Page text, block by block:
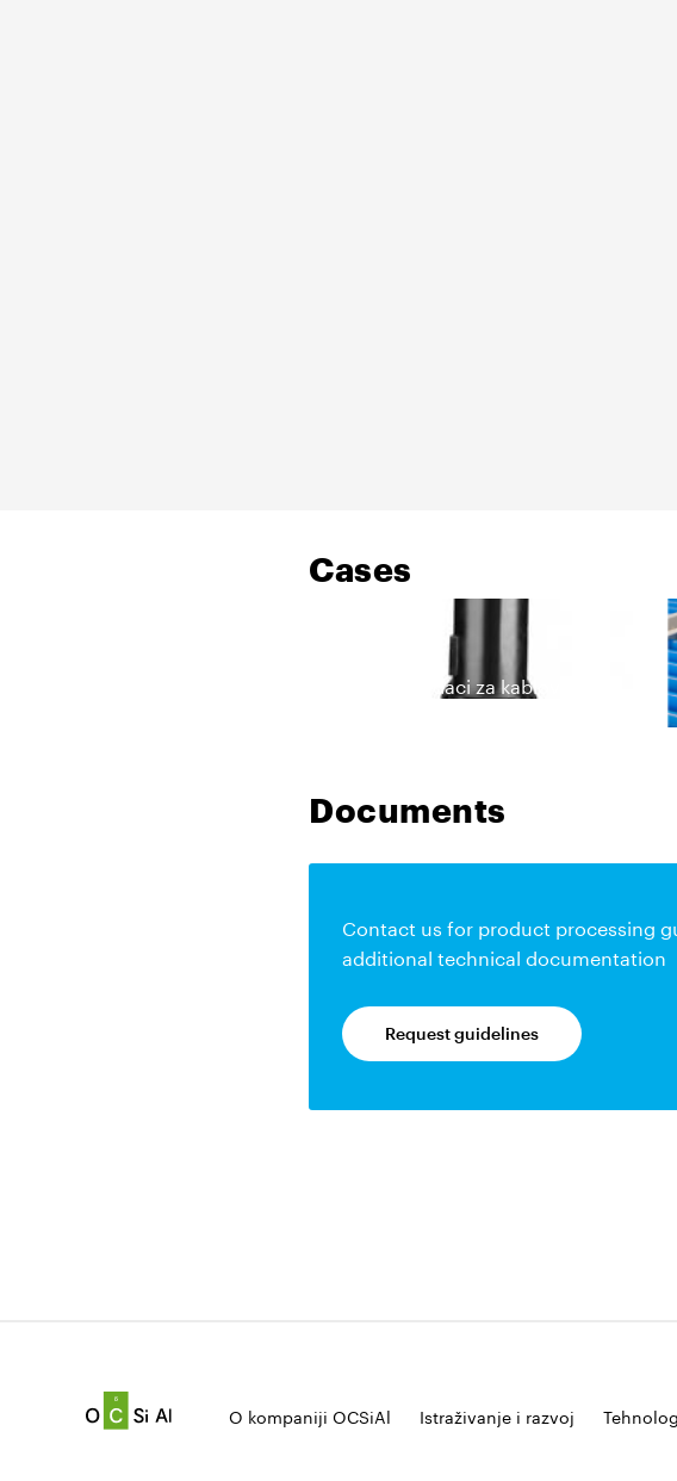
Cases
EPDM dodaci za kablove
Documents
Contact us for product processing
additional technical documentation
Request guidelines
O kompaniji OCSiAl Istraživanje i razvoj